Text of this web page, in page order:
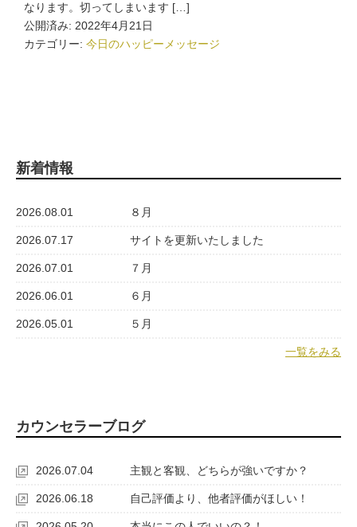
なります。切ってしまいます […]
公開済み: 2022年4月21日
カテゴリー: 今日のハッピーメッセージ
新着情報
2026.08.01 ８月
2026.07.17 サイトを更新いたしました
2026.07.01 ７月
2026.06.01 ６月
2026.05.01 ５月
一覧をみる
カウンセラーブログ
2026.07.04 主観と客観、どちらが強いですか？
2026.06.18 自己評価より、他者評価がほしい！